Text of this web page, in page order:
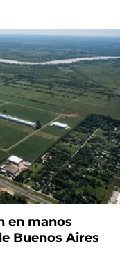
en manos
Buenos Aires